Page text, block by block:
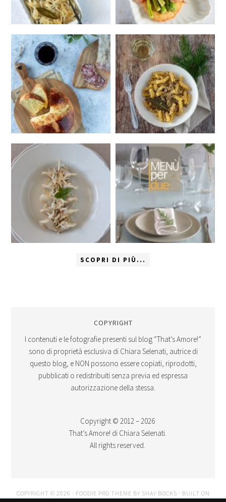
SCOPRI DI PIÙ...
COPYRIGHT
I contenuti e le fotografie presenti sul blog “That’s Amore!”
sono di proprietà esclusiva di Chiara Selenati, autrice di
questo blog, e NON possono essere copiati, riprodotti,
pubblicati o redistribuiti senza previa ed espressa
autorizzazione della stessa.
Copyright © 2012 – 2026
That’s Amore! di Chiara Selenati.
All rights reserved.
COPYRIGHT © 2026 · FOODIE PRO THEME BY SHAY BOCKS · BUILT ON